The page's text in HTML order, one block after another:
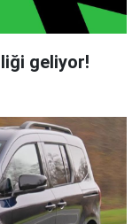
geliyor!